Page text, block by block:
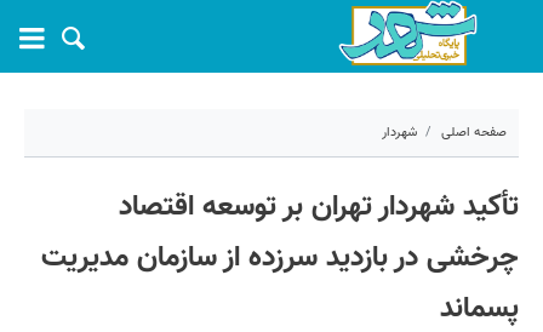
صفحه اصلی شهردار
78146
تأکید شهردار تهران بر توسعه اقتصاد
چرخشی در بازدید سرزده از سازمان مدیریت
پسماند